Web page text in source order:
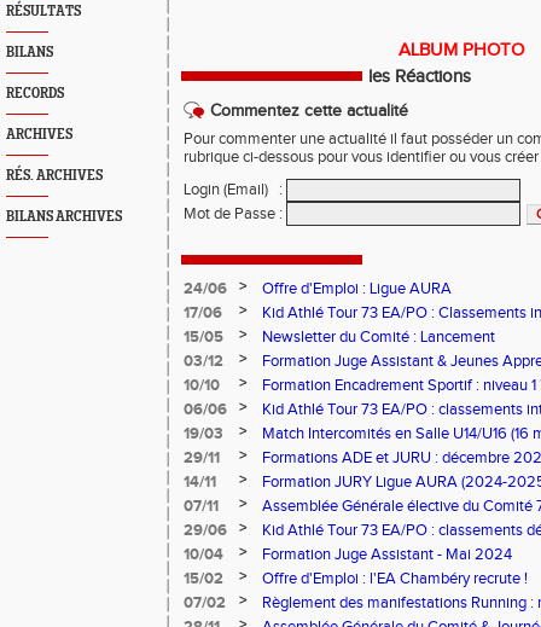
RÉSULTATS
BILANS
RECORDS
ARCHIVES
RÉS. ARCHIVES
BILANS ARCHIVES
ALBUM PHOTO
les Réactions
Commentez cette actualité
Pour commenter une actualité il faut posséder un
rubrique ci-dessous pour vous identifier ou vous
Login (Email)
:
Mot de Passe :
24/06 >
Offre d'Emploi : Ligue AURA
17/06
>
Kid Athlé Tour 73 EA/PO : Classements
15/05
>
Newsletter du Comité : Lancement
03/12
>
Formation Juge Assistant & Jeunes
Aix-les-Bains
10/10 >
Formation Encadrement Sportif : niveau
2025 à Pontcharra)
06/06 >
Kid Athlé Tour 73 EA/PO : classements
19/03
>
Match Intercomités en Salle U14/U16 (16
29/11
>
Formations ADE et JURU : décembre
14/11
>
Formation JURY Ligue AURA (2024-
07/11
>
Assemblée Générale élective du Comité
29/06
>
Kid Athlé Tour 73 EA/PO : classements
10/04
>
Formation Juge Assistant - Mai 2024
15/02
>
Offre d'Emploi : l'EA Chambéry recrute !
07/02
>
Règlement des manifestations Running :